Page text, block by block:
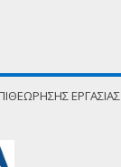
ΕΡΓΑΣΙΑΣ